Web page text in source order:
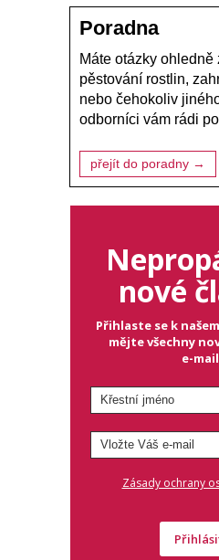
Poradna
Máte otázky ohledně
pěstování rostlin,
nebo čehokoliv
odborníci vám rádi
přejít do poradny →
nové
Přihlaste se k
mějte všechny
e-
Zásady ochrany